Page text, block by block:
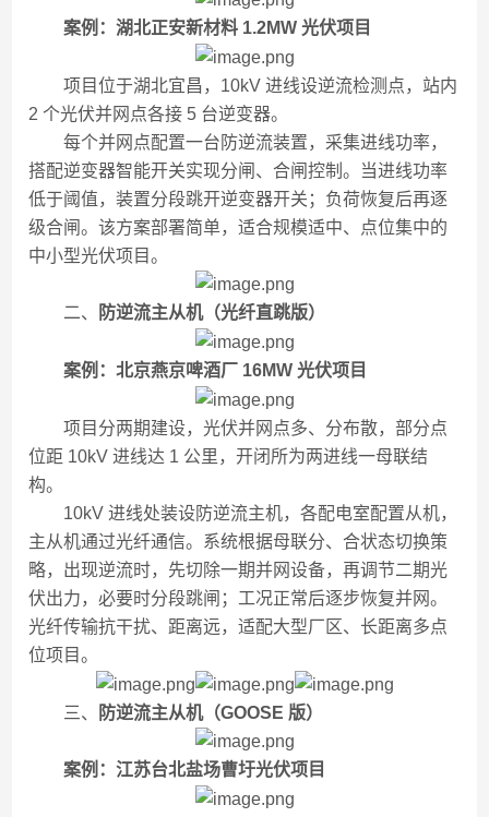
案例：湖北正安新材料 1.2MW 光伏项目
项目位于湖北宜昌，10kV 进线设逆流检测点，站内
2 个光伏并网点各接 5 台逆变器。
每个并网点配置一台防逆流装置，采集进线功率，
搭配逆变器智能开关实现分闸、合闸控制。当进线功率
低于阈值，装置分段跳开逆变器开关；负荷恢复后再逐
级合闸。该方案部署简单，适合规模适中、点位集中的
中小型光伏项目。
二、 防逆流主从机（光纤直跳版）
案例：北京燕京啤酒厂 16MW 光伏项目
项目分两期建设，光伏并网点多、分布散，部分点
位距 10kV 进线达 1 公里，开闭所为两进线一母联结
构。
10kV 进线处装设防逆流主机，各配电室配置从机，
主从机通过光纤通信。系统根据母联分、合状态切换策
略，出现逆流时，先切除一期并网设备，再调节二期光
伏出力，必要时分段跳闸；工况正常后逐步恢复并网。
光纤传输抗干扰、距离远，适配大型厂区、长距离多点
位项目。
三、 防逆流主从机（GOOSE 版）
案例：江苏台北盐场曹圩光伏项目